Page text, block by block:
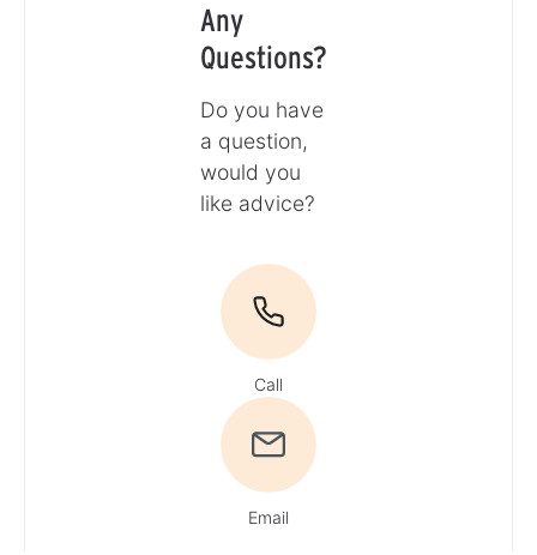
Any
Questions?
Do you have
a question,
would you
like advice?
Call
Email